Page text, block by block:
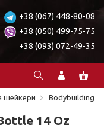
+38 (067) 448-80-08
+38 (050) 499-75-75
+38 (093) 072-49-35
шейкери Bodybuilding
14 Oz